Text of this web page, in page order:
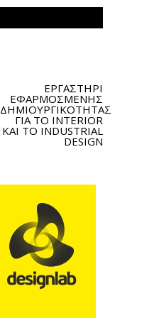
ΕΡΓΑΣΤΗΡΙ
ΕΦΑΡΜΟΣΜΕΝΗΣ
ΔΗΜΙΟΥΡΓΙΚΟΤΗΤΑΣ
ΓΙΑ ΤΟ INTERIOR
ΚΑΙ ΤΟ INDUSTRIAL
DESIGN